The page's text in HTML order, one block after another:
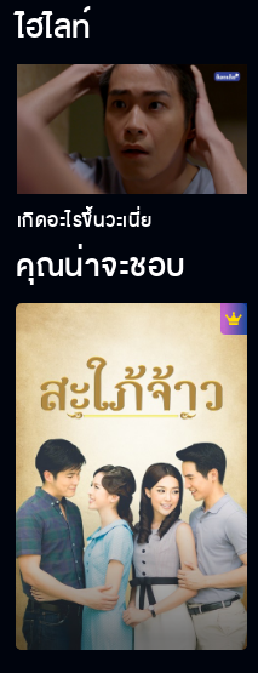
ไฮไลท์
เกิดอะไรขึ้นวะเนี่ย
คุณน่าจะชอบ